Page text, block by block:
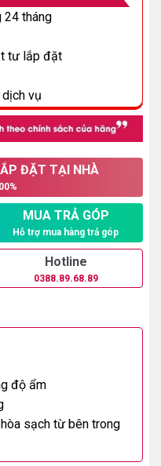
24 tháng
tư lắp đặt
vụ
ĐẶT TẠI NHÀ
MUA TRẢ GÓP
Hỗ trợ mua hàng trả góp
Hotline
0388.89.68.89
độ ẩm
sạch từ bên trong